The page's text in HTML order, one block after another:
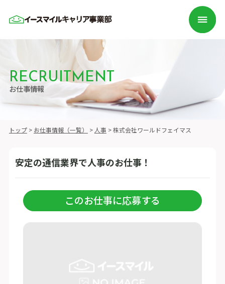
RECRUITMENT
お仕事情報
トップ> お仕事情報（一覧） > 人事 >株式会社ワールドフェイマス
安定の通信業界で人事のお仕事！
このお仕事に応募する